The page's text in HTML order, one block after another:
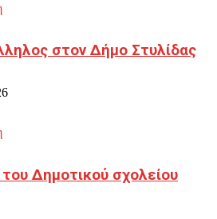
στον Δήμο Στυλίδας
του Δημοτικού σχολείου